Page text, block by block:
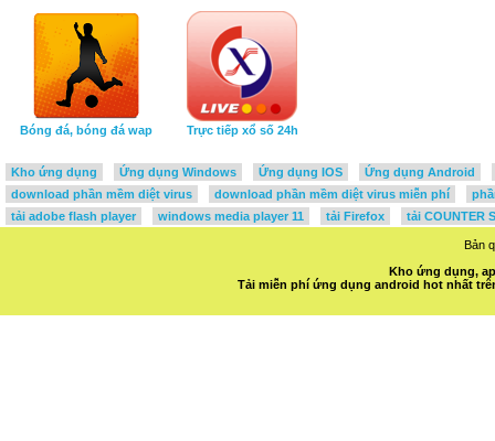
Bóng đá, bóng đá wap Trực tiếp xổ số 24h
Kho ứng dụng Ứng dụng Windows Ứng dụng IOS
Ứng dụng Android
download phần mềm diệt virus
download phần mềm diệt virus miễn phí
tải adobe flash player
windows media player 11 tải Firefox tải COUNTER
Bản
Kho ứng dụng,
Tải miễn phí ứng dụng android hot nhất